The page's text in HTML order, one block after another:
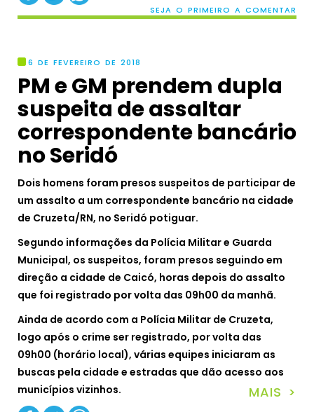
SEJA O PRIMEIRO A COMENTAR
6 DE FEVEREIRO DE 2018
PM e GM prendem dupla
suspeita de assaltar
correspondente bancário
no Seridó
Dois homens foram presos suspeitos de participar de
um assalto a um correspondente bancário na cidade
de Cruzeta/RN, no Seridó potiguar.
Segundo informações da Polícia Militar e Guarda
Municipal, os suspeitos, foram presos seguindo em
direção a cidade de Caicó, horas depois do assalto
que foi registrado por volta das 09h00 da manhã.
Ainda de acordo com a Polícia Militar de Cruzeta,
logo após o crime ser registrado, por volta das
09h00 (horário local), várias equipes iniciaram as
buscas pela cidade e estradas que dão acesso aos
municípios vizinhos.
MAIS >